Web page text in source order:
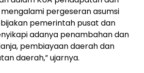
mengalami pergeseran asumsi
pemerintah pusat dan
adanya penambahan dan
pembiayaan daerah dan
daerah,” ujarnya.